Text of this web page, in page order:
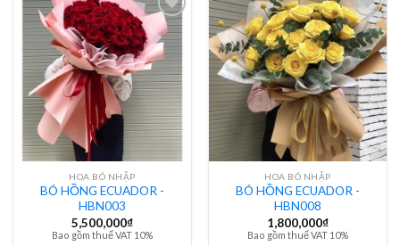
HOA BÓ NHẬP
BÓ HỒNG ECUADOR -
HBN003
5,500,000₫
Bao gồm thuế VAT 10%
HOA BÓ NHẬP
BÓ HỒNG ECUADOR -
HBN008
1,800,000₫
Bao gồm thuế VAT 10%